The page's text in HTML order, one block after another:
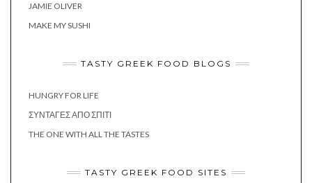
JAMIE OLIVER
MAKE MY SUSHI
TASTY GREEK FOOD BLOGS
HUNGRY FOR LIFE
ΣΥΝΤΑΓΈΣ ΑΠΌ ΣΠΊΤΙ
THE ONE WITH ALL THE TASTES
TASTY GREEK FOOD SITES